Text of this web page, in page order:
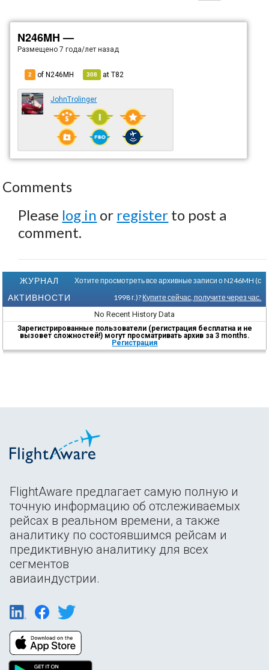
N246MH —
Размещено7 года/лет назад
2 of N246MH 308 atT82
JohnTrolinger
Comments
Please log in or register to post a
comment.
ЖУРНАЛ
АКТИВНОСТИ
Хотите просмотреть все архивные записи о N246MH (с
1998 г.)? Купите сейчас, получите через час.
No Recent History Data
Зарегистрированные пользователи (регистрация бесплатна и не
вызовет сложностей!) могут просматривать архив за 3 months.
Регистрация
FlightAware предлагает самую полную и
точную информацию об отслеживаемых
рейсах в реальном времени, а также
аналитику по состоявшимся рейсам и
предиктивную аналитику для всех
сегментов
авиаиндустрии.